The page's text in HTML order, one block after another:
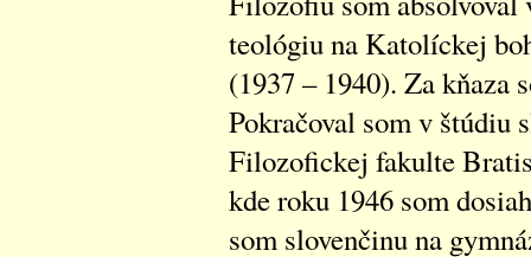
teológiu na Katolíckej
(1937 – 1940). Za kňaza
Pokračoval som v štúdiu
Filozofickej fakulte
kde roku 1946 som
som slovenčinu na